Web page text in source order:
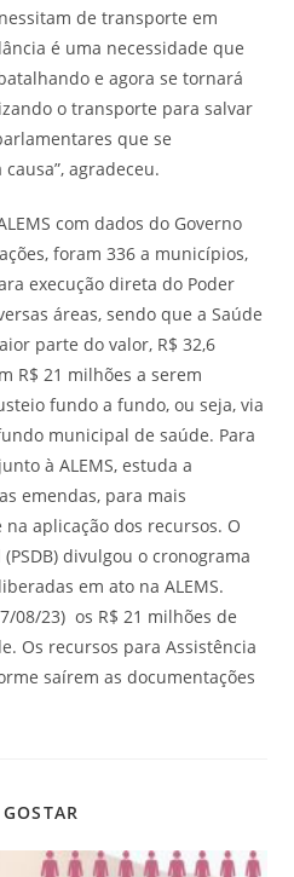
de transporte em
é uma necessidade que
e agora se tornará
o transporte para salvar
que se
agradeceu.
com dados do Governo
foram 336 a municípios,
execução direta do Poder
áreas, sendo que a Saúde
parte do valor, R$ 32,6
R$ 21 milhões a serem
fundo a fundo, ou seja, via
municipal de saúde. Para
à ALEMS, estuda a
emendas, para mais
aplicação dos recursos. O
divulgou o cronograma
em ato na ALEMS.
08/23) os R$ 21 milhões de
Os recursos para Assistência
saírem as documentações